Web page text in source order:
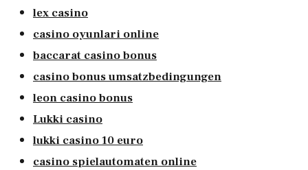
lex casino
casino oyunlari online
baccarat casino bonus
casino bonus umsatzbedingungen
leon casino bonus
Lukki casino
lukki casino 10 euro
casino spielautomaten online